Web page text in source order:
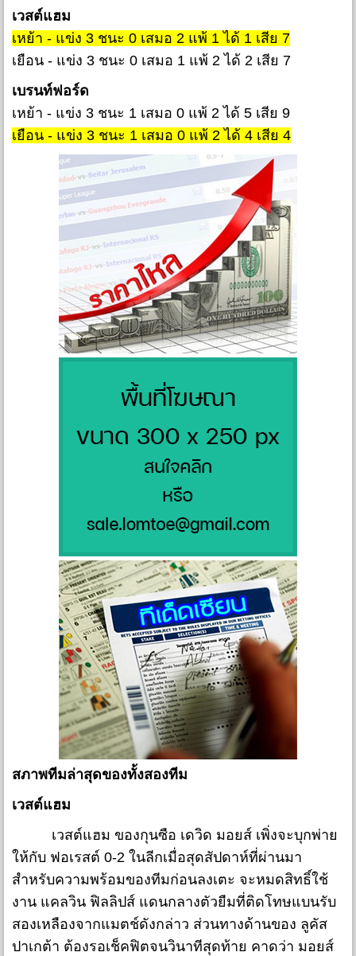
เวสต์แฮม
เหย้า - แข่ง 3 ชนะ 0 เสมอ 2 แพ้ 1 ได้ 1 เสีย 7
เยือน - แข่ง 3 ชนะ 0 เสมอ 1 แพ้ 2 ได้ 2 เสีย 7
เบรนท์ฟอร์ด
เหย้า - แข่ง 3 ชนะ 1 เสมอ 0 แพ้ 2 ได้ 5 เสีย 9
เยือน - แข่ง 3 ชนะ 1 เสมอ 0 แพ้ 2 ได้ 4 เสีย 4
สภาพทีมล่าสุดของทั้งสองทีม
เวสต์แฮม
เวสต์แฮม ของกุนซือ เดวิด มอยส์ เพิ่งจะบุกพ่าย
ให้กับ ฟอเรสต์ 0-2 ในลีกเมื่อสุดสัปดาห์ที่ผ่านมา
สำหรับความพร้อมของทีมก่อนลงเตะ จะหมดสิทธิ์ใช้
งาน แคลวิน ฟิลลิปส์ แดนกลางตัวยืมที่ติดโทษแบนรับ
สองเหลืองจากแมตช์ดังกล่าว ส่วนทางด้านของ ลูคัส
ปาเกต้า ต้องรอเช็คฟิตจนวินาทีสุดท้าย คาดว่า มอยส์